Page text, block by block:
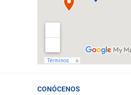
CONÓCENOS